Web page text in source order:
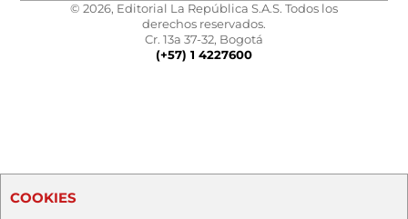
© 2026, Editorial La República S.A.S. Todos los
derechos reservados.
Cr. 13a 37-32, Bogotá
(+57) 1 4227600
COOKIES